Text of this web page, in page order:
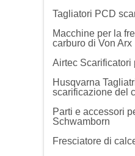
Tagliatori PCD
Macchine per la
carburo di Von Arx
Airtec Scarificatori
Husqvarna
scarificazione del
Parti e accessori
Schwamborn
Fresciatore di